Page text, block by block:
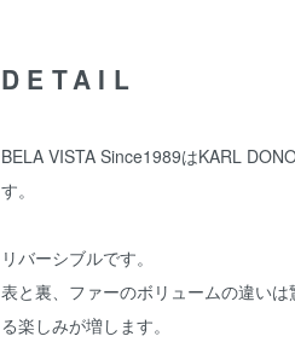
DETAIL
BELA VISTA Since1989はKARL
す。
リバーシブルです。
表と裏、ファーのボリュームの違い
る楽しみが増します。